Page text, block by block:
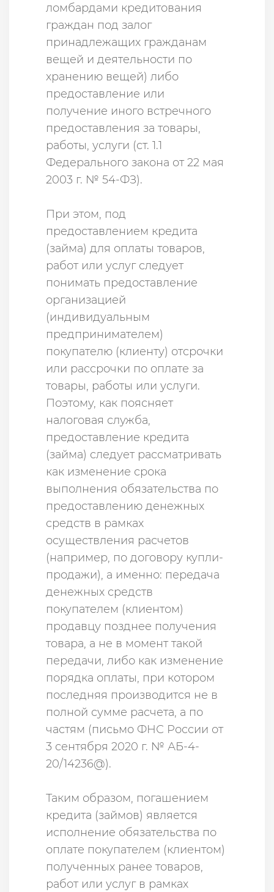
ломбардами кредитования
граждан под залог
принадлежащих гражданам
вещей и деятельности по
хранению вещей) либо
предоставление или
получение иного встречного
предоставления за товары,
работы, услуги (ст. 1.1
Федерального закона от 22 мая
2003 г. № 54-ФЗ).
При этом, под
предоставлением кредита
(займа) для оплаты товаров,
работ или услуг следует
понимать предоставление
организацией
(индивидуальным
предпринимателем)
покупателю (клиенту) отсрочки
или рассрочки по оплате за
товары, работы или услуги.
Поэтому, как поясняет
налоговая служба,
предоставление кредита
(займа) следует рассматривать
как изменение срока
выполнения обязательства по
предоставлению денежных
средств в рамках
осуществления расчетов
(например, по договору купли-
продажи), а именно: передача
денежных средств
покупателем (клиентом)
продавцу позднее получения
товара, а не в момент такой
передачи, либо как изменение
порядка оплаты, при котором
последняя производится не в
полной сумме расчета, а по
частям (письмо ФНС России от
3 сентября 2020 г. № АБ-4-
20/14236@).
Таким образом, погашением
кредита (займов) является
исполнение обязательства по
оплате покупателем (клиентом)
полученных ранее товаров,
работ или услуг в рамках